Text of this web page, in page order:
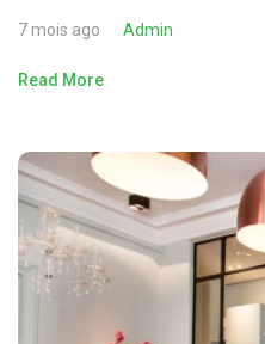
7 mois ago Admin
Read More